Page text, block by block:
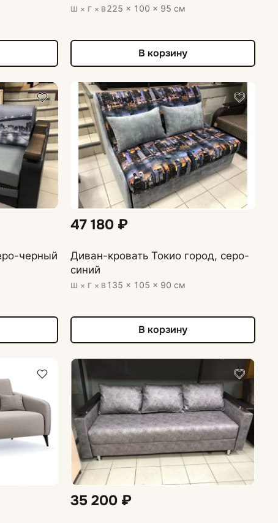
Ш × Г × В225 × 100 × 95 см
В корзину
черный
47 180 ₽
Диван-кровать Токио город, серо-
синий
Ш × Г × В 135 × 105 × 90 см
В корзину
35 200 ₽